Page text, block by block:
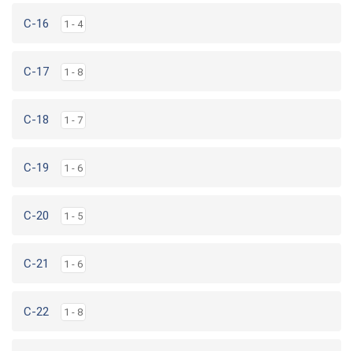
C-16 1 - 4
C-17 1 - 8
C-18 1 - 7
C-19 1 - 6
C-20 1 - 5
C-21 1 - 6
C-22 1 - 8